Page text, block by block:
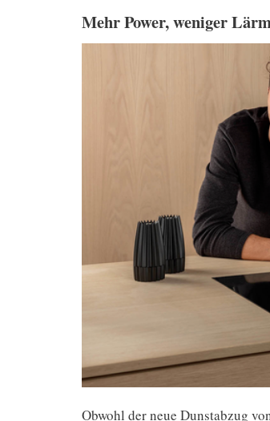
Mehr Power, weniger Lärm
Obwohl der neue Dunstabzug